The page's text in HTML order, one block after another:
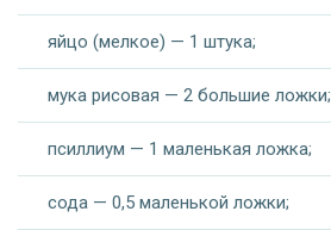
яйцо (мелкое) — 1 штука;
мука рисовая — 2 большие ложки;
псиллиум — 1 маленькая ложка;
сода — 0,5 маленькой ложки;